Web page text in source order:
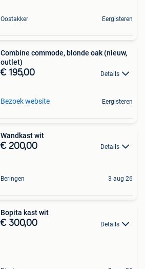
Oostakker Eergisteren
Combine commode, blonde oak (nieuw,
outlet)
€ 195,00 Details
Bezoek website Eergisteren
Wandkast wit
€ 200,00 Details
Beringen 3 aug 26
Bopita kast wit
€ 300,00 Details